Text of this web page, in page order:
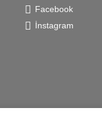
Facebook
İnstagram